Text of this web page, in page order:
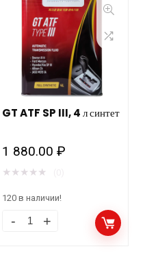
GT ATF SP III, 4 л синтет
1 880.00₽
★ ★ ★ ★ ★
120 в наличии!